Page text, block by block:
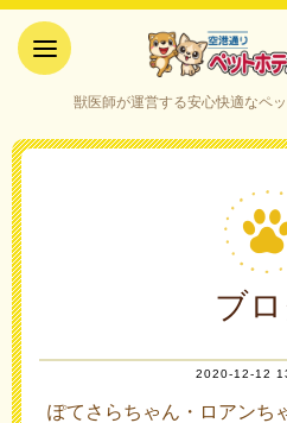
ケア｜山口
獣医師が運営する安心快適なペ
ブ
2020-12-12
ぽてさらちゃん・ロアンち